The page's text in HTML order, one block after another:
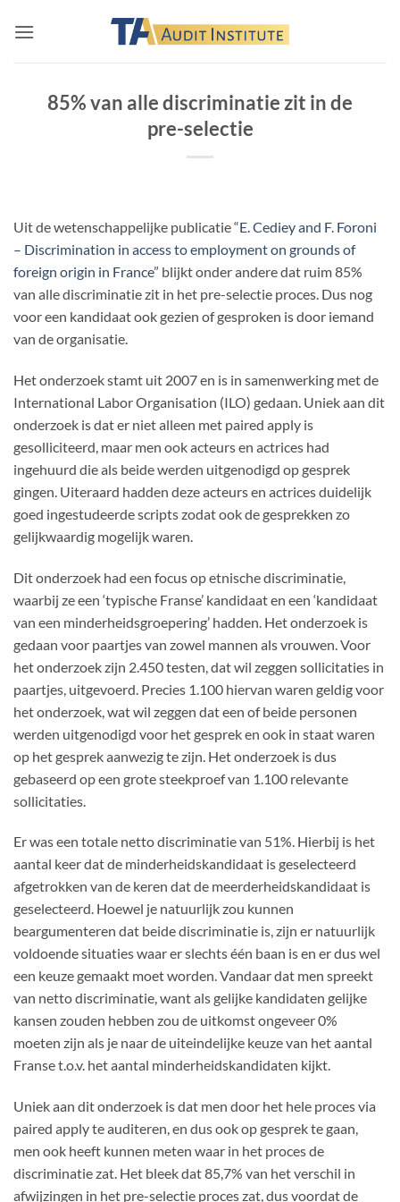
85% van alle discriminatie zit in de
pre-selectie
Uit de wetenschappelijke publicatie “E. Cediey and F. Foroni
– Discrimination in access to employment on grounds of
foreign origin in France” blijkt onder andere dat ruim 85%
van alle discriminatie zit in het pre-selectie proces. Dus nog
voor een kandidaat ook gezien of gesproken is door iemand
van de organisatie.
Het onderzoek stamt uit 2007 en is in samenwerking met de
International Labor Organisation (ILO) gedaan. Uniek aan dit
onderzoek is dat er niet alleen met paired apply is
gesolliciteerd, maar men ook acteurs en actrices had
ingehuurd die als beide werden uitgenodigd op gesprek
gingen. Uiteraard hadden deze acteurs en actrices duidelijk
goed ingestudeerde scripts zodat ook de gesprekken zo
gelijkwaardig mogelijk waren.
Dit onderzoek had een focus op etnische discriminatie,
waarbij ze een ‘typische Franse’ kandidaat en een ‘kandidaat
van een minderheidsgroepering’ hadden. Het onderzoek is
gedaan voor paartjes van zowel mannen als vrouwen. Voor
het onderzoek zijn 2.450 testen, dat wil zeggen sollicitaties in
paartjes, uitgevoerd. Precies 1.100 hiervan waren geldig voor
het onderzoek, wat wil zeggen dat een of beide personen
werden uitgenodigd voor het gesprek en ook in staat waren
op het gesprek aanwezig te zijn. Het onderzoek is dus
gebaseerd op een grote steekproef van 1.100 relevante
sollicitaties.
Er was een totale netto discriminatie van 51%. Hierbij is het
aantal keer dat de minderheidskandidaat is geselecteerd
afgetrokken van de keren dat de meerderheidskandidaat is
geselecteerd. Hoewel je natuurlijk zou kunnen
beargumenteren dat beide discriminatie is, zijn er natuurlijk
voldoende situaties waar er slechts één baan is en er dus wel
een keuze gemaakt moet worden. Vandaar dat men spreekt
van netto discriminatie, want als gelijke kandidaten gelijke
kansen zouden hebben zou de uitkomst ongeveer 0%
moeten zijn als je naar de uiteindelijke keuze van het aantal
Franse t.o.v. het aantal minderheidskandidaten kijkt.
Uniek aan dit onderzoek is dat men door het hele proces via
paired apply te auditeren, en dus ook op gesprek te gaan,
men ook heeft kunnen meten waar in het proces de
discriminatie zat. Het bleek dat 85,7% van het verschil in
afwijzingen in het pre-selectie proces zat, dus voordat de